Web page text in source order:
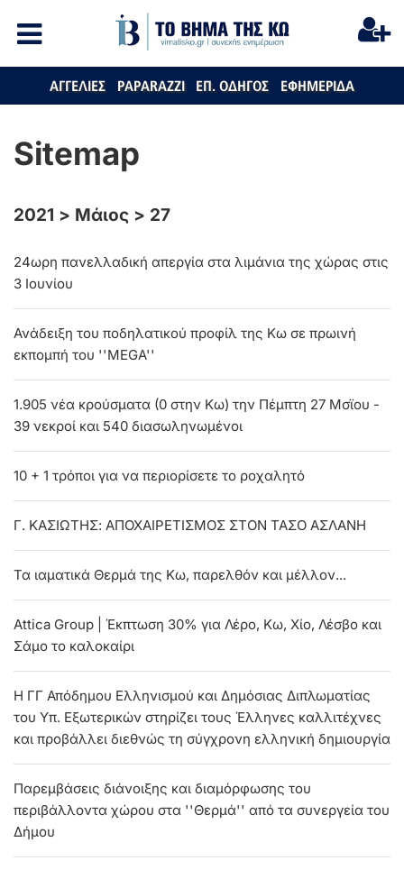
ΑΓΓΕΛΙΕΣ PAPARAZZI ΕΠ. ΟΔΗΓΟΣ ΕΦΗΜΕΡΙΔΑ
Sitemap
2021 > Μάιος > 27
24ωρη πανελλαδική απεργία στα λιμάνια της χώρας στις
3 Ιουνίου
Ανάδειξη του ποδηλατικού προφίλ της Κω σε πρωινή
εκπομπή του ''MEGA''
1.905 νέα κρούσματα (0 στην Κω) την Πέμπτη 27 Μσϊου -
39 νεκροί και 540 διασωληνωμένοι
10 + 1 τρόποι για να περιορίσετε το ροχαλητό
Γ. ΚΑΣΙΩΤΗΣ: AΠΟΧΑΙΡΕΤΙΣΜΟΣ ΣΤΟΝ ΤΑΣΟ ΑΣΛΑΝΗ
Τα ιαματικά Θερμά της Κω, παρελθόν και μέλλον...
Attica Group | Έκπτωση 30% για Λέρο, Κω, Χίο, Λέσβο και
Σάμο το καλοκαίρι
Η ΓΓ Απόδημου Ελληνισμού και Δημόσιας Διπλωματίας
του Υπ. Εξωτερικών στηρίζει τους Έλληνες καλλιτέχνες
και προβάλλει διεθνώς τη σύγχρονη ελληνική δημιουργία
Παρεμβάσεις διάνοιξης και διαμόρφωσης του
περιβάλλοντα χώρου στα ''Θερμά'' από τα συνεργεία του
Δήμου